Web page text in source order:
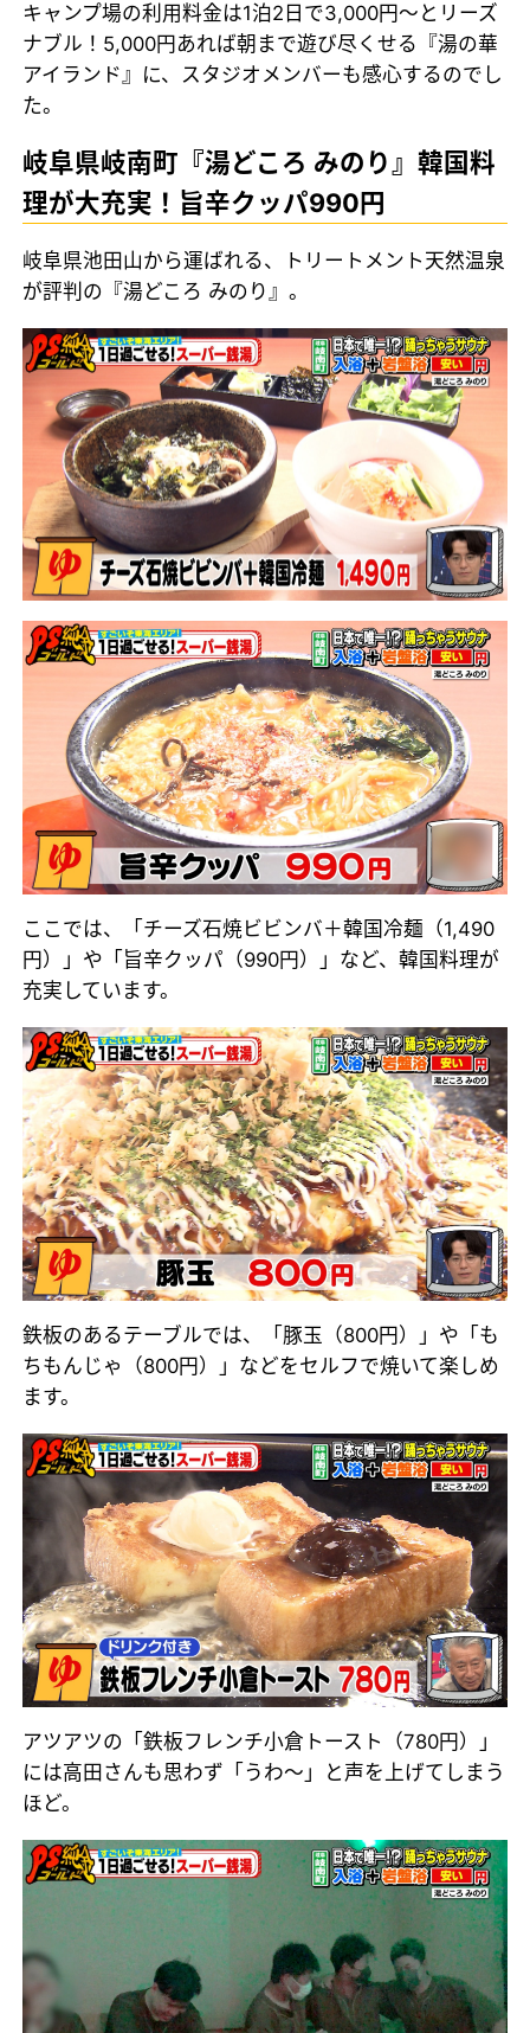
キャンプ場の利用料金は1泊2日で3,000円～とリーズ
ナブル！5,000円あれば朝まで遊び尽くせる『湯の華
アイランド』に、スタジオメンバーも感心するのでし
た。
岐阜県岐南町『湯どころ みのり』韓国料
理が大充実！旨辛クッパ990円
岐阜県池田山から運ばれる、トリートメント天然温泉
が評判の『湯どころ みのり』。
ここでは、「チーズ石焼ビビンバ＋韓国冷麺（1,490
円）」や「旨辛クッパ（990円）」など、韓国料理が
充実しています。
鉄板のあるテーブルでは、「豚玉（800円）」や「も
ちもんじゃ（800円）」などをセルフで焼いて楽しめ
ます。
アツアツの「鉄板フレンチ小倉トースト（780円）」
には高田さんも思わず「うわ～」と声を上げてしまう
ほど。